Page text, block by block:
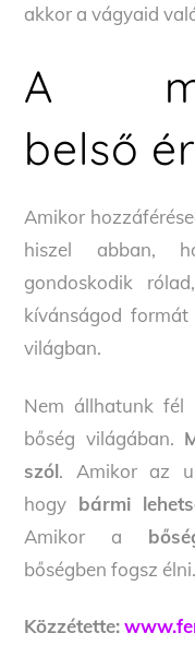
akkor a vágyaid
A
belső
Amikor
hiszel abban,
gondoskodik
kívánságod
világban.
Nem állhatunk
bőség világában.
szól. Amikor az
hogy bármi
Amikor a
bőségben fogsz élni.
Közzétette: